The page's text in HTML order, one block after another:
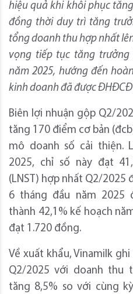
hiệu quả khi khôi phục
đồng thời duy trì tăng
tổng doanh thu hợp nhất
vọng tiếp tục tăng
năm 2025, hướng đến
kinh doanh đã được
Biên lợi nhuận gộp Q2/
tăng 170 điểm cơ bản
mô doanh số cải thiện.
2025, chỉ số này đạt
(LNST) hợp nhất Q2/2025
6 tháng đầu năm 2025
thành 42,1% kế hoạch
đạt 1.720 đồng.
Về xuất khẩu, Vinamilk
Q2/2025 với doanh thu
tăng 8,5% so với cùng